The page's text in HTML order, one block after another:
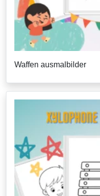
Waffen ausmalbilder